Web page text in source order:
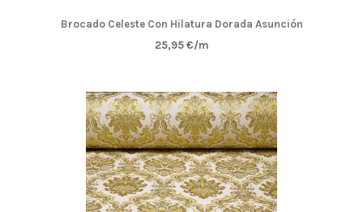
Brocado Celeste Con Hilatura Dorada Asunción
25,95 €/m